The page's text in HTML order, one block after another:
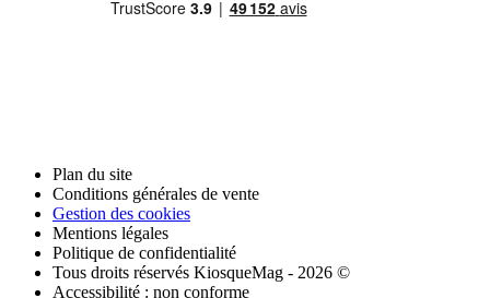
Plan du site
Conditions générales de vente
Gestion des cookies
Mentions légales
Politique de confidentialité
Tous droits réservés KiosqueMag - 2026 ©
Accessibilité : non conforme